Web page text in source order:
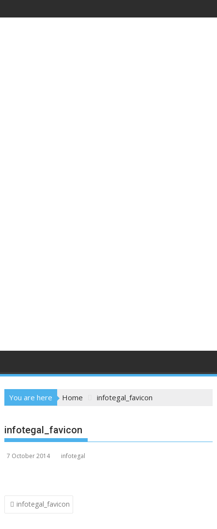
to
You are here Home infotegal_favicon
infotegal_favicon
7 October 2014 infotegal
Post
navigation
infotegal_favicon